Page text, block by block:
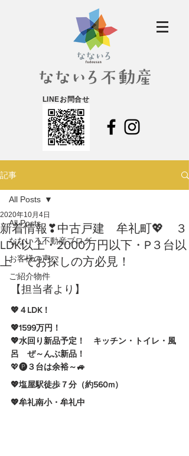
LINEお問合せ
記事
All Posts
なないろ不動産ブログ
お客様の声
ご紹介物件
All Posts
新着情報❣中古戸建 牟礼町💖 ３
LDK以上・2000万円以下・P３台以
上 でお探しの方必見！
2020年10月4日
【担当者より】
💖４LDK！
💖1599万円！
💖水回り新品予定！　キッチン・トイレ・風
呂　ぜ～んぶ新品！
💖🅟３台は余裕～🚙
💖塩屋駅徒歩７分（約560m）
💖牟礼南小・牟礼中